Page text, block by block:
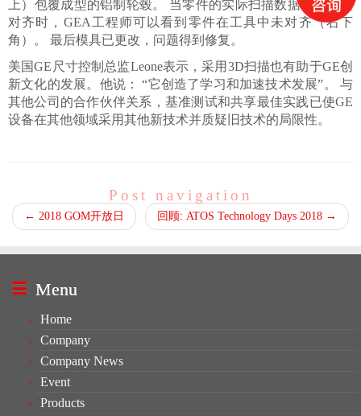
上）包覆成型的铝制轮毂。 当零件的实际扫描数据与工具垫
对齐时，GEA工程师可以看到零件在工具中未对齐（右下
角）。 最后模具已更改，问题得到修复。
美国GE尺寸控制总监Leone表示，采用3D扫描也有助于GE创
新文化的发展。他说： “它创造了学习和加速技术发展”。 与
其他公司的合作伙伴关系，基准测试和共享最佳实践已使GE
设备在其他领域采用其他新技术并质疑旧技术的局限性。
Post navigation
← 2018 GOM开放日 回顾: ATOS Technology Days 2018 →
Menu
Home
Company
Company News
Event
Products